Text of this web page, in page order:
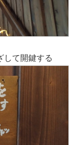
して開鍵する